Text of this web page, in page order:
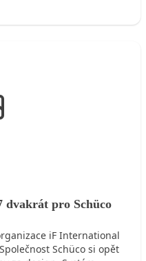
dvakrát pro Schüco
iF International
Schüco si opět